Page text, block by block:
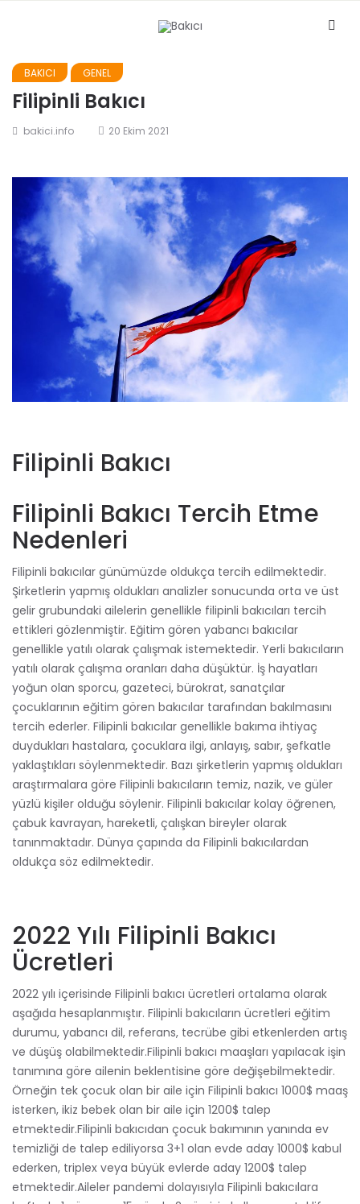
BAKICI GENEL
Filipinli Bakıcı
bakici.info 20 Ekim 2021
Filipinli Bakıcı
Filipinli Bakıcı Tercih Etme
Nedenleri
Filipinli bakıcılar günümüzde oldukça tercih edilmektedir.
Şirketlerin yapmış oldukları analizler sonucunda orta ve üst
gelir grubundaki ailelerin genellikle filipinli bakıcıları tercih
ettikleri gözlenmiştir. Eğitim gören yabancı bakıcılar
genellikle yatılı olarak çalışmak istemektedir. Yerli bakıcıların
yatılı olarak çalışma oranları daha düşüktür. İş hayatları
yoğun olan sporcu, gazeteci, bürokrat, sanatçılar
çocuklarının eğitim gören bakıcılar tarafından bakılmasını
tercih ederler. Filipinli bakıcılar genellikle bakıma ihtiyaç
duydukları hastalara, çocuklara ilgi, anlayış, sabır, şefkatle
yaklaştıkları söylenmektedir. Bazı şirketlerin yapmış oldukları
araştırmalara göre Filipinli bakıcıların temiz, nazik, ve güler
yüzlü kişiler olduğu söylenir. Filipinli bakıcılar kolay öğrenen,
çabuk kavrayan, hareketli, çalışkan bireyler olarak
tanınmaktadır. Dünya çapında da Filipinli bakıcılardan
oldukça söz edilmektedir.
2022 Yılı Filipinli Bakıcı
Ücretleri
2022 yılı içerisinde Filipinli bakıcı ücretleri ortalama olarak
aşağıda hesaplanmıştır. Filipinli bakıcıların ücretleri eğitim
durumu, yabancı dil, referans, tecrübe gibi etkenlerden artış
ve düşüş olabilmektedir.Filipinli bakıcı maaşları yapılacak işin
tanımına göre ailenin beklentisine göre değişebilmektedir.
Örneğin tek çocuk olan bir aile için Filipinli bakıcı 1000$ maaş
isterken, ikiz bebek olan bir aile için 1200$ talep
etmektedir.Filipinli bakıcıdan çocuk bakımının yanında ev
temizliği de talep ediliyorsa 3+1 olan evde aday 1000$ kabul
ederken, triplex veya büyük evlerde aday 1200$ talep
etmektedir.Aileler pandemi dolayısıyla Filipinli bakıcılara